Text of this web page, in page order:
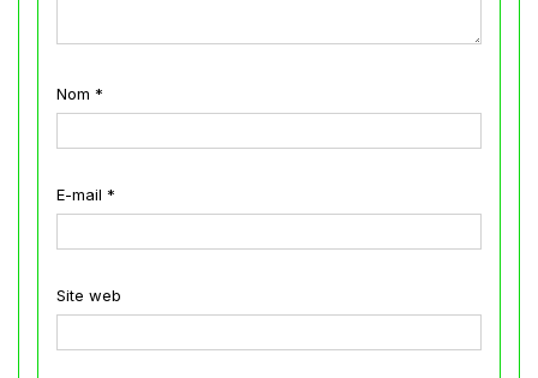
Nom *
E-mail *
Site web